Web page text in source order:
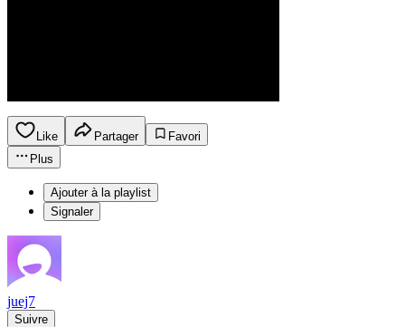
Like Partager
Favori
Plus
Ajouter à la playlist
Signaler
juej7
Suivre